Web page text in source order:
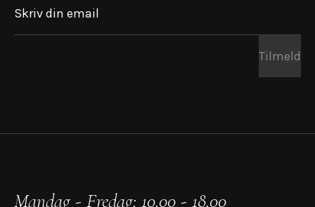
Skriv din email
Tilmeld
Mandag - Fredag: 10.00 - 18.00